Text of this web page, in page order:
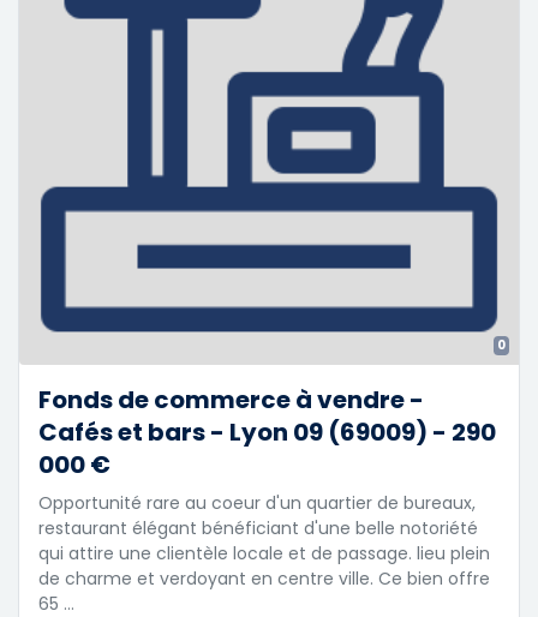
0
Fonds de commerce à vendre -
Cafés et bars - Lyon 09 (69009) - 290
000 €
Opportunité rare au coeur d'un quartier de bureaux,
restaurant élégant bénéficiant d'une belle notoriété
qui attire une clientèle locale et de passage. lieu plein
de charme et verdoyant en centre ville. Ce bien offre
65 …